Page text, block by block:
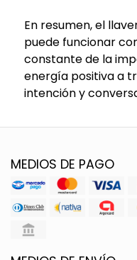
En resumen, el
puede funcionar
constante de la
energía positiva a
intención y
MEDIOS DE PAGO